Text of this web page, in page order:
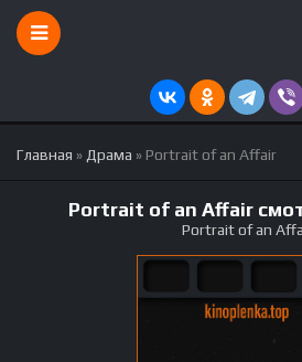
Главная » Драма » Portrait of an Affair
Portrait of an Affair
Portrait of an